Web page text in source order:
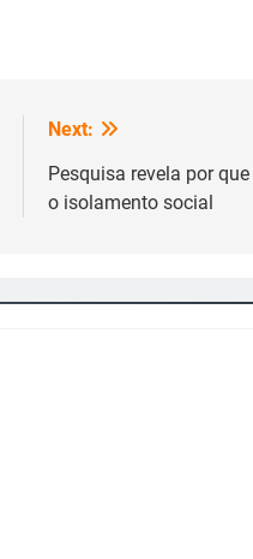
Next:
Pesquisa revela por
o isolamento social